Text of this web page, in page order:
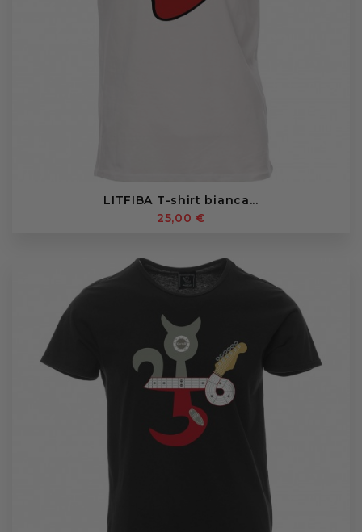
LITFIBA T-shirt bianca...
25,00 €